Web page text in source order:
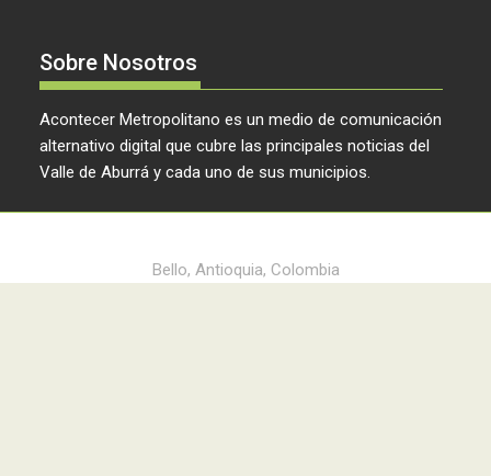
Sobre Nosotros
Acontecer Metropolitano es un medio de comunicación
alternativo digital que cubre las principales noticias del
Valle de Aburrá y cada uno de sus municipios.
Bello, Antioquia, Colombia